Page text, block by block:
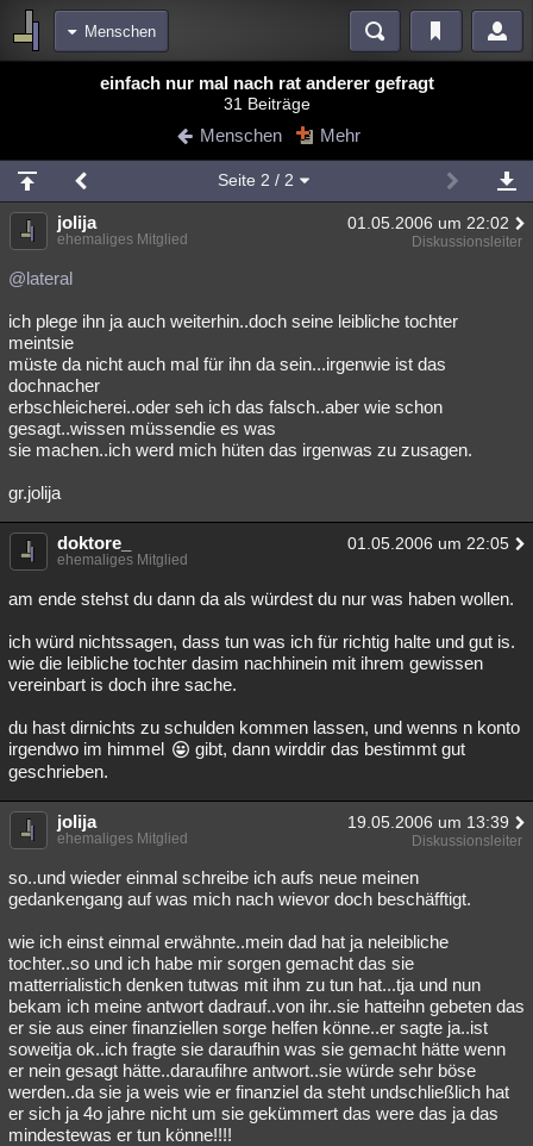
Menschen
Blogs
Chat Wiki Neuigkeiten
meine Rubriken
Menschen Mystery Kriminalfälle
Spiritualität
Natur Umfragen Unterhaltung
weitere Rubriken
Philosophie
Astronomie Helpdesk Gruppen
Musik
Übersichten
Besucht Teilgenommen
Lesenswert Schlüsselwörter
einfach nur mal nach rat anderer gefragt
31 Beiträge
Menschen Mehr
Seite 2 / 2
jolija 01.05.2006 um 22:02
ehemaliges Mitglied Diskussionsleiter
@lateral
ich plege ihn ja auch weiterhin..doch seine leibliche tochter
meintsie
müste da nicht auch mal für ihn da sein...irgenwie ist das
dochnacher
erbschleicherei..oder seh ich das falsch..aber wie schon
gesagt..wissen müssendie es was
sie machen..ich werd mich hüten das irgenwas zu zusagen.
gr.jolija
doktore_ 01.05.2006 um 22:05
ehemaliges Mitglied
am ende stehst du dann da als würdest du nur was haben wollen.
ich würd nichtssagen, dass tun was ich für richtig halte und gut is.
wie die leibliche tochter dasim nachhinein mit ihrem gewissen
vereinbart is doch ihre sache.
du hast dirnichts zu schulden kommen lassen, und wenns n konto
irgendwo im himmel
gibt, dann wirddir das bestimmt gut
geschrieben.
jolija 19.05.2006 um 13:39
ehemaliges Mitglied Diskussionsleiter
so..und wieder einmal schreibe ich aufs neue meinen
gedankengang auf was mich nach wievor doch beschäfftigt.
wie ich einst einmal erwähnte..mein dad hat ja neleibliche
tochter..so und ich habe mir sorgen gemacht das sie
matterrialistich denken tutwas mit ihm zu tun hat...tja und nun
bekam ich meine antwort dadrauf..von ihr..sie hatteihn gebeten das
er sie aus einer finanziellen sorge helfen könne..er sagte ja..ist
soweitja ok..ich fragte sie daraufhin was sie gemacht hätte wenn
er nein gesagt hätte..daraufihre antwort..sie würde sehr böse
werden..da sie ja weis wie er finanziel da steht undschließlich hat
er sich ja 4o jahre nicht um sie gekümmert das were das ja das
mindestewas er tun könne!!!!